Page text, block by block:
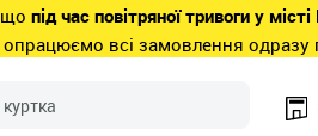
що під час повітряної тривоги у місті
всі замовлення одразу